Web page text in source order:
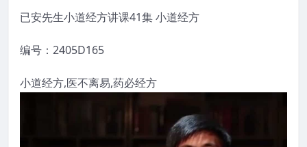
已安先生小道经方讲课41集小道经方
编号：2405D165
小道经方,医不离易,药必经方